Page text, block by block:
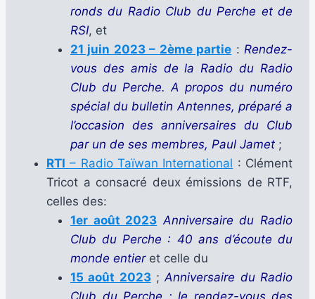
ronds du Radio Club du Perche et de
RSI, et
21 juin 2023 – 2ème partie : Rendez-
vous des amis de la Radio du Radio
Club du Perche. A propos du numéro
spécial du bulletin Antennes, préparé a
l’occasion des anniversaires du Club
par un de ses membres, Paul Jamet ;
RTI – Radio Taïwan International : Clément
Tricot a consacré deux émissions de RTF,
celles des:
1er août 2023 Anniversaire du Radio
Club du Perche : 40 ans d’écoute du
monde entieret celle du
15 août 2023;Anniversaire du Radio
Club du Perche : le rendez-vous des